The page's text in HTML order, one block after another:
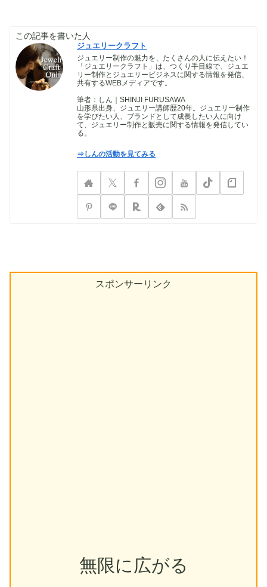
この記事を書いた人
ジュエリークラフト
ジュエリー制作の魅力を、たくさんの人に伝えたい！
「ジュエリークラフト」は、つくり手目線で、ジュエ
リー制作とジュエリービジネスに関する情報を発信、
共有するWEBメディアです。
筆者：しん｜SHINJI FURUSAWA
山形県出身、ジュエリー講師歴20年。ジュエリー制作
を学びたい人、ブランドとして成長したい人に向け
て、ジュエリー制作と販売に関する情報を発信してい
る。
⇒しんの活動を見てみる
スポンサーリンク
無限に広がる